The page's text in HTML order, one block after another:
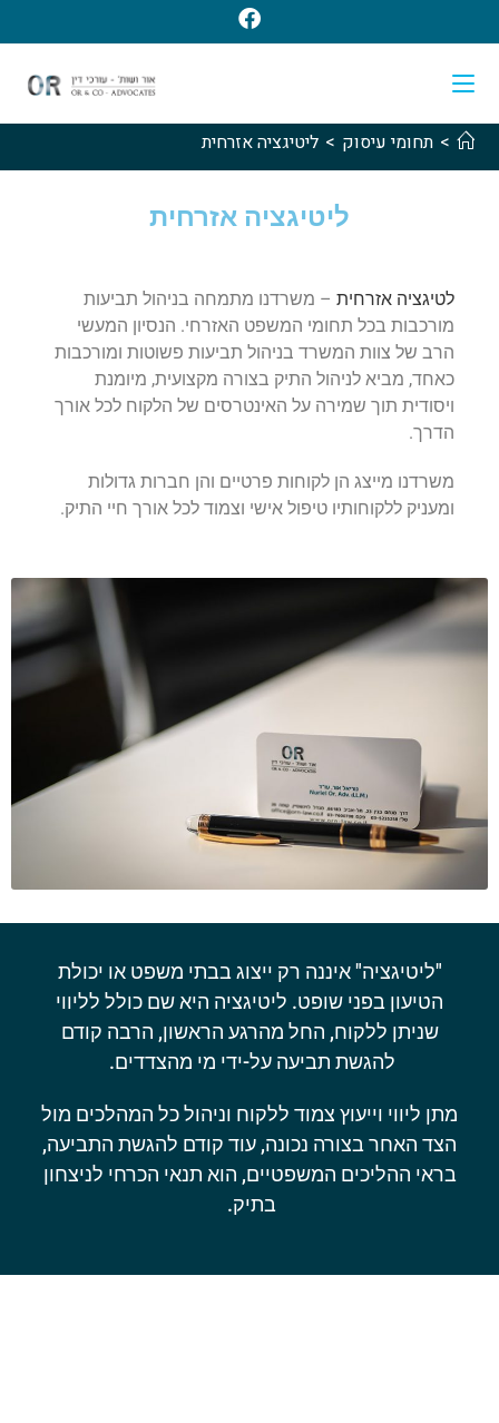
> תחומי עיסוק > ליטיגציה אזרחית
ליטיגציה אזרחית
לטיגציה אזרחית – משרדנו מתמחה בניהול תביעות
מורכבות בכל תחומי המשפט האזרחי. הנסיון המעשי
הרב של צוות המשרד בניהול תביעות פשוטות ומורכבות
כאחד, מביא לניהול התיק בצורה מקצועית, מיומנת
ויסודית תוך שמירה על האינטרסים של הלקוח לכל אורך
הדרך.
משרדנו מייצג הן לקוחות פרטיים והן חברות גדולות
ומעניק ללקוחותיו טיפול אישי וצמוד לכל אורך חיי התיק.
"ליטיגציה" איננה רק ייצוג בבתי משפט או יכולת
הטיעון בפני שופט. ליטיגציה היא שם כולל לליווי
שניתן ללקוח, החל מהרגע הראשון, הרבה קודם
להגשת תביעה על-ידי מי מהצדדים.
מתן ליווי וייעוץ צמוד ללקוח וניהול כל המהלכים מול
הצד האחר בצורה נכונה, עוד קודם להגשת התביעה,
בראי ההליכים המשפטיים, הוא תנאי הכרחי לניצחון
בתיק.